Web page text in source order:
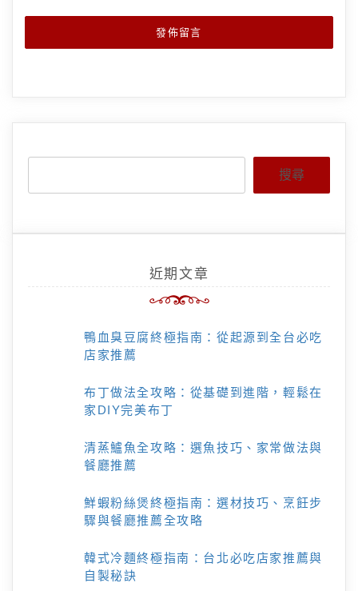
搜尋
近期文章
鴨血臭豆腐終極指南：從起源到全台必吃
店家推薦
布丁做法全攻略：從基礎到進階，輕鬆在
家DIY完美布丁
清蒸鱸魚全攻略：選魚技巧、家常做法與
餐廳推薦
鮮蝦粉絲煲終極指南：選材技巧、烹飪步
驟與餐廳推薦全攻略
韓式冷麵終極指南：台北必吃店家推薦與
自製秘訣